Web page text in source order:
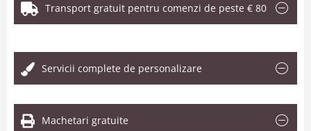
Transport gratuit pentru comenzi de peste € 80
Servicii complete de personalizare
Machetari gratuite